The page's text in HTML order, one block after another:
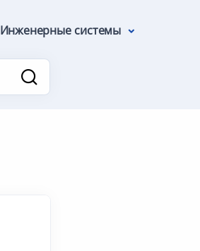
Инженерные системы